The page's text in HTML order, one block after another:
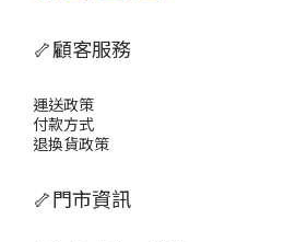
🦴顧客服務
運送政策
付款方式
退換貨政策
🦴門市資訊